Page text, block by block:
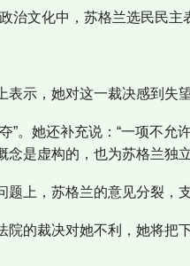
治文化中，苏格兰选民民主
示，她对这一裁决感到失
”。她还补充说：“一项不
念是虚构的，也为苏格兰独
上，苏格兰的意见分裂，
院的裁决对她不利，她将把